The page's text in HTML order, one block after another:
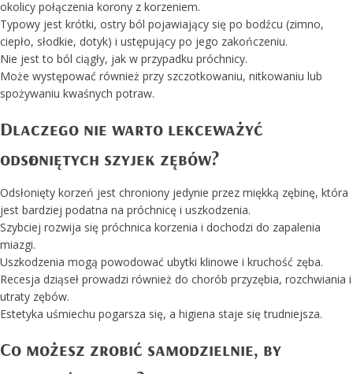
okolicy połączenia korony z korzeniem.
Typowy jest krótki, ostry ból pojawiający się po bodźcu (zimno,
ciepło, słodkie, dotyk) i ustępujący po jego zakończeniu.
Nie jest to ból ciągły, jak w przypadku próchnicy.
Może występować również przy szczotkowaniu, nitkowaniu lub
spożywaniu kwaśnych potraw.
Dlaczego nie warto lekceważyć
odsłoniętych szyjek zębów?
Odsłonięty korzeń jest chroniony jedynie przez miękką zębinę, która
jest bardziej podatna na próchnicę i uszkodzenia.
Szybciej rozwija się próchnica korzenia i dochodzi do zapalenia
miazgi.
Uszkodzenia mogą powodować ubytki klinowe i kruchość zęba.
Recesja dziąseł prowadzi również do chorób przyzębia, rozchwiania i
utraty zębów.
Estetyka uśmiechu pogarsza się, a higiena staje się trudniejsza.
Co możesz zrobić samodzielnie, by